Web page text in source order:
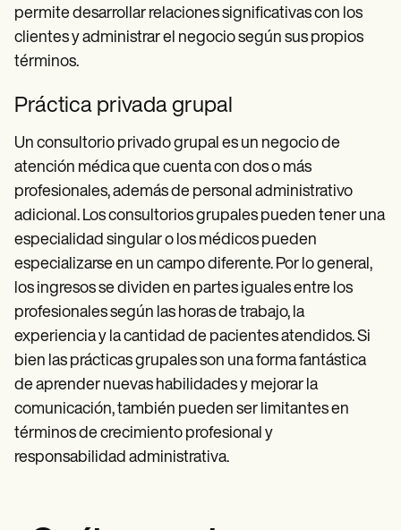
permite desarrollar relaciones significativas con los
clientes y administrar el negocio según sus propios
términos.
Práctica privada grupal
Un consultorio privado grupal es un negocio de
atención médica que cuenta con dos o más
profesionales, además de personal administrativo
adicional. Los consultorios grupales pueden tener una
especialidad singular o los médicos pueden
especializarse en un campo diferente. Por lo general,
los ingresos se dividen en partes iguales entre los
profesionales según las horas de trabajo, la
experiencia y la cantidad de pacientes atendidos. Si
bien las prácticas grupales son una forma fantástica
de aprender nuevas habilidades y mejorar la
comunicación, también pueden ser limitantes en
términos de crecimiento profesional y
responsabilidad administrativa.